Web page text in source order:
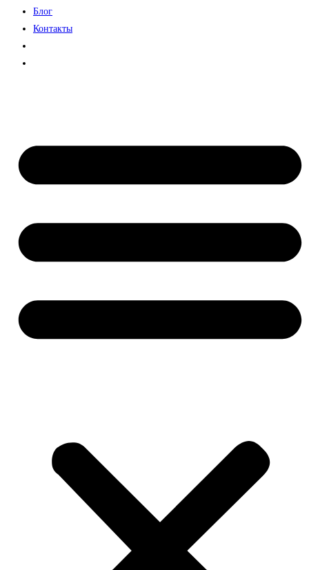
Блог
Контакты